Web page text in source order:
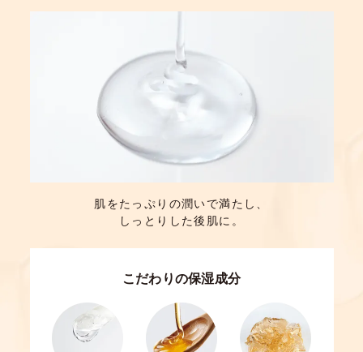
肌をたっぷりの潤いで満たし、
しっとりした後肌に。
こだわりの保湿成分